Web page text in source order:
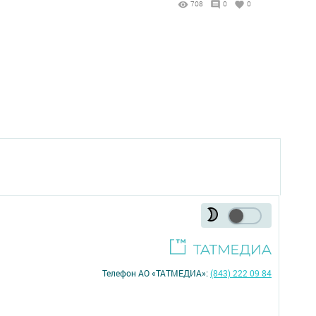
708 0 0
Телефон АО «ТАТМЕДИА»:(843) 222 09 84